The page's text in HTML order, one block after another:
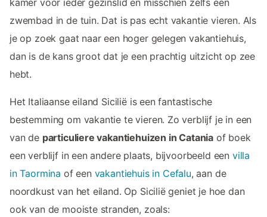
zwembad in de tuin. Dat is pas echt vakantie vieren. Als
je op zoek gaat naar een hoger gelegen vakantiehuis,
dan is de kans groot dat je een prachtig uitzicht op zee
hebt.
Het Italiaanse eiland Sicilië is een fantastische
bestemming om vakantie te vieren. Zo verblijf je in een
van de particuliere vakantiehuizen in Catania of boek
een verblijf in een andere plaats, bijvoorbeeld een villa
in Taormina of een vakantiehuis in Cefalu, aan de
noordkust van het eiland. Op Sicilië geniet je hoe dan
ook van de mooiste stranden, zoals: